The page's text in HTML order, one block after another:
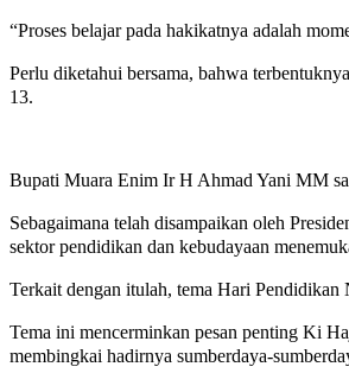
“Proses belajar pada hakikatnya adalah
Perlu diketahui bersama, bahwa
13.
Bupati Muara Enim Ir H Ahmad Yani MM
Sebagaimana telah disampaikan oleh
sektor pendidikan dan kebudayaan
Terkait dengan itulah, tema Hari
Tema ini mencerminkan pesan penting Ki
membingkai hadirnya sumberdaya-